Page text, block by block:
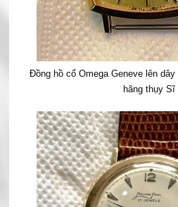
Đồng hồ cổ Omega Geneve lên
hãng thụy Sĩ